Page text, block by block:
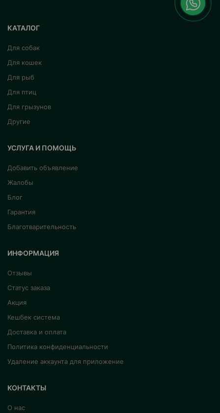
КАТАЛОГ
Для собак
Для кошек
Для рыб
Для птиц
Для грызунов
Другие
УСЛУГА И ПОМОЩЬ
Добавить объявление
Жалобы
Блог
Гарантия
Благотварительность
ИНФОРМАЦИЯ
Отзывы
Статус заказа
Акция
Кешбек система
Доставка и оплата
Политика конфиденциальности
Удаление аккаунта для приложение
КОНТАКТЫ
О нас